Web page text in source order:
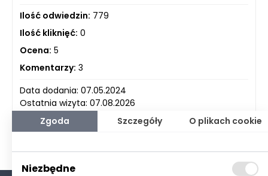
Ilość odwiedzin: 779
Ilość kliknięć: 0
Ocena: 5
Komentarzy: 3
Data dodania: 07.05.2024
Ostatnia wizyta: 07.08.2026
Zgoda Szczegóły O plikach cookie
Niezbędne